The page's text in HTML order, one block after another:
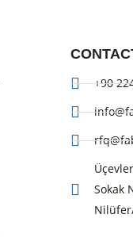
+90
Sokak